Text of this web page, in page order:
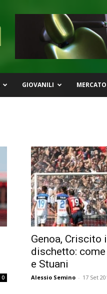
GIOVANILI MERCATO
0
Genoa,
dischetto:
e Stuani
Alessio Semino - 17 Set